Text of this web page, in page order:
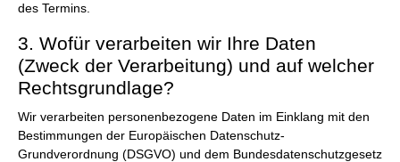
des Termins.
3. Wofür verarbeiten wir Ihre Daten
(Zweck der Verarbeitung) und auf welcher
Rechtsgrundlage?
Wir verarbeiten personenbezogene Daten im Einklang mit den
Bestimmungen der Europäischen Datenschutz-
Grundverordnung (DSGVO) und dem Bundesdatenschutzgesetz